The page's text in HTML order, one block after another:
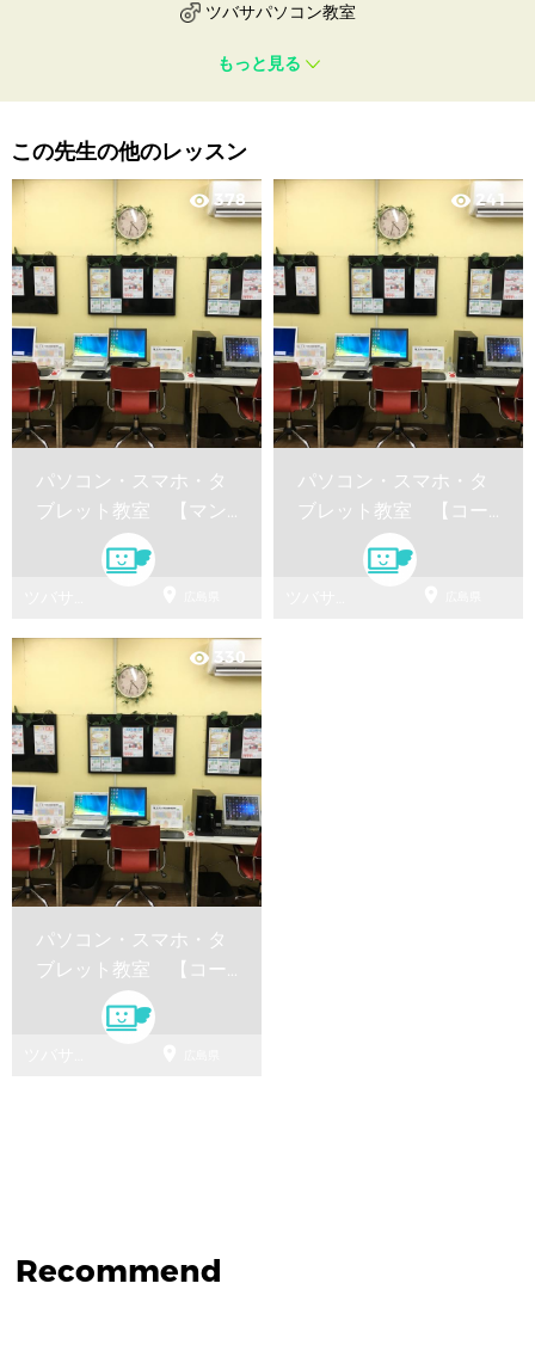
ツバサパソコン教室
もっと見る
この先生の他のレッスン
visibility 378
パソコン・スマホ・タ
ブレット教室 【マン
ツーマンレッスン】
室
visibility 241
パソコン・スマホ・タ
ブレット教室 【コー
スレッスン】
visibility 330
パソコン・スマホ・タ
ブレット教室 【コー
スレッスン】
Recommend